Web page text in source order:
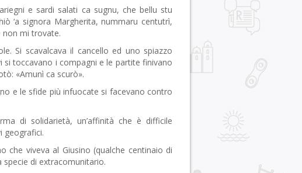
e sardi salati ca sugnu, che bellu stu
‘a signora Margherita, nummaru centutrì,
non mi trovate.
Si scavalcava il cancello ed uno spiazzo
toccavano i compagni e le partite finivano
«Amunì ca scurò».
e le sfide più infuocate si facevano contro
di solidarietà, un’affinità che è difficile
geografici.
che viveva al Giusino (qualche centinaio di
di extracomunitario.